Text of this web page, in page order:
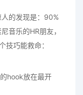
的发现是：90%
音乐的HR朋友，
技巧能救命：
hook放在最开